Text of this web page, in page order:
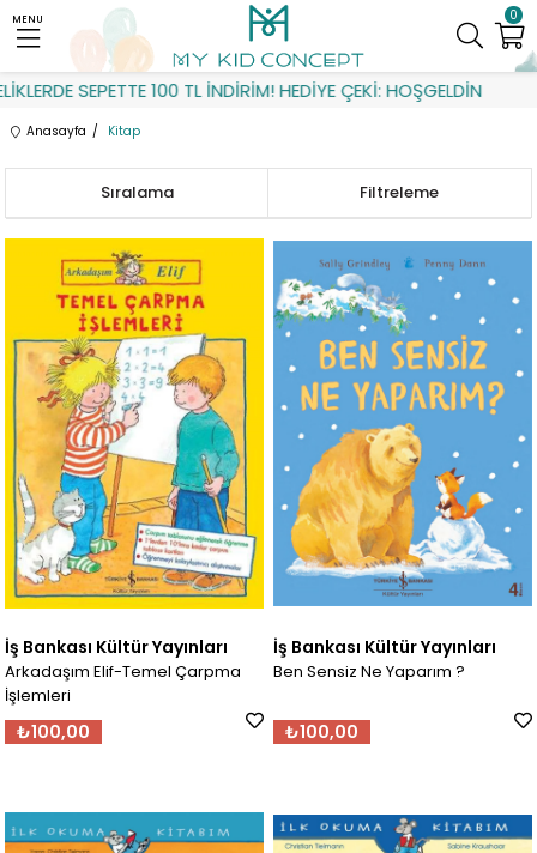
100 TL İNDİRİM! HEDİYE ÇEKİ: HOŞGELDİN
0
MENU
Anasayfa Kitap
Filtreleme
Sıralama
İş Bankası Kültür Yayınları
Arkadaşım Elif-Temel Çarpma
İşlemleri
₺100,00
İş Bankası Kültür Yayınları
Ben Sensiz Ne Yaparım ?
₺100,00